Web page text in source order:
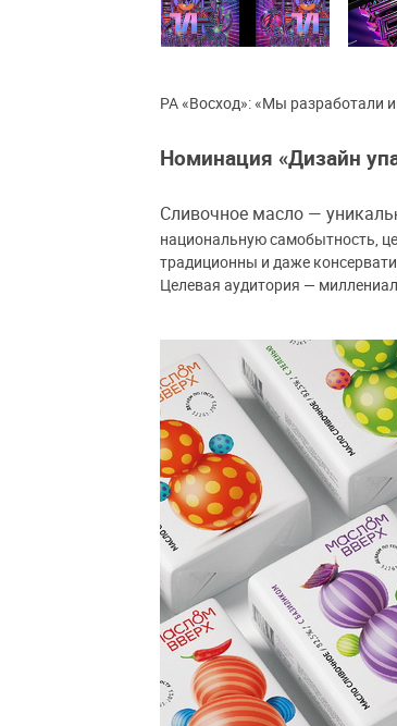
РА «Восход»: «Мы разработали
Номинация «Дизайн
Сливочное масло — уникаль
национальную самобытность,
традиционны и даже
Целевая аудитория —